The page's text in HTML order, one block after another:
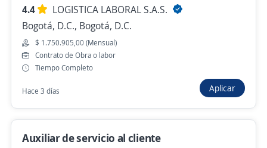
Multinacional
Bogotá, D.C., Bogotá, D.C.
$ 1.750.905,00 (Mensual)
Hace 7 horas
4.4
LOGISTICA LABORAL S.A.S.
Bogotá, D.C., Bogotá, D.C.
$ 1.750.905,00 (Mensual)
Contrato de Obra o labor
Tiempo Completo
Hace 3 días Aplicar
Auxiliar de servicio al cliente